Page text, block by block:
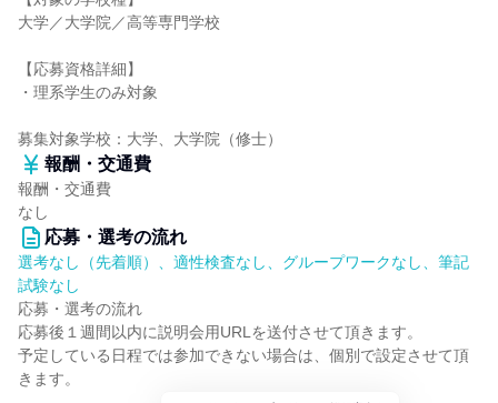
大学／大学院／高等専門学校
【応募資格詳細】
・理系学生のみ対象
募集対象学校：大学、大学院（修士）
報酬・交通費
報酬・交通費
なし
応募・選考の流れ
選考なし（先着順）、適性検査なし、グループワークなし、筆記
試験なし
応募・選考の流れ
応募後１週間以内に説明会用URLを送付させて頂きます。
予定している日程では参加できない場合は、個別で設定させて頂
きます。